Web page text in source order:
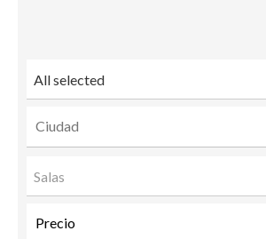
All selected
Salas